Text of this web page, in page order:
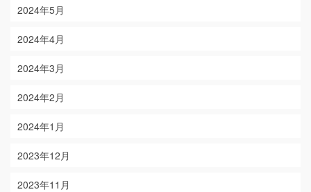
2024年5月
2024年4月
2024年3月
2024年2月
2024年1月
2023年12月
2023年11月